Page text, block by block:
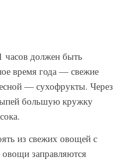
часов должен быть
время года — свежие
— сухофрукты. Через
большую кружку
из свежих овощей с
заправляются